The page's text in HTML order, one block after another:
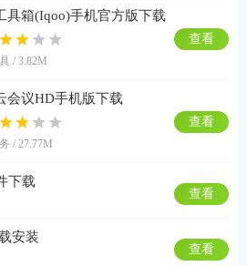
具箱(Iqoo)手机官方版下载
/ 3.82M
查看
会议HD手机版下载
/ 27.77M
查看
下载
查看
安装
查看